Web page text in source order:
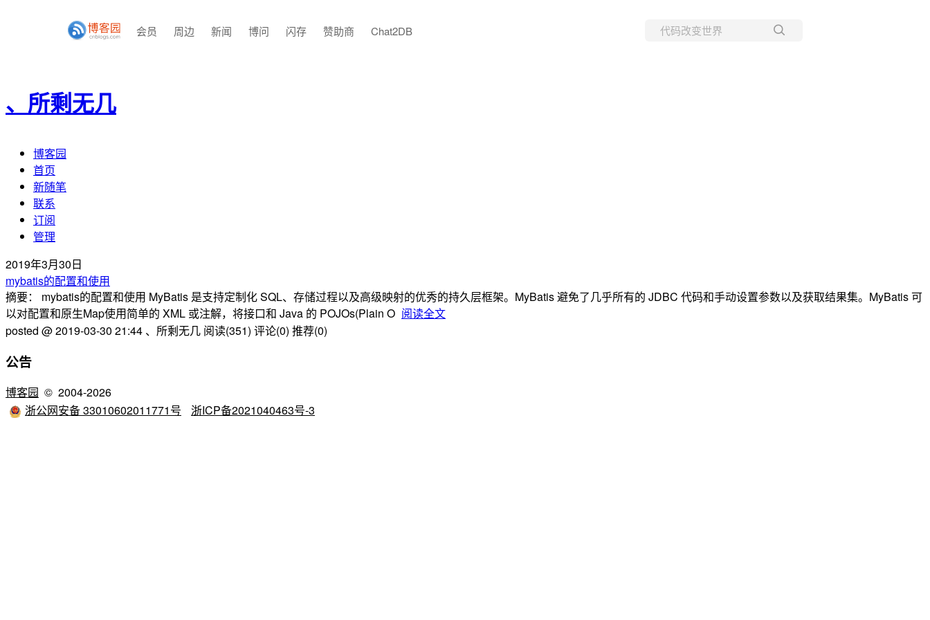
会员 周边 新闻 博问 闪存 赞助商 Chat2DB
、所剩无几
博客园
首页
新随笔
联系
订阅
管理
2019年3月30日
mybatis的配置和使用
摘要： mybatis的配置和使用 MyBatis 是支持定制化 SQL、存储过程以及高级映射的优秀的持久层框架。MyBatis 避免了几乎所有的 JDBC 代码和手动设置参数以及获取结果集。MyBatis 可
以对配置和原生Map使用简单的 XML 或注解，将接口和 Java 的 POJOs(Plain O 阅读全文
posted @ 2019-03-30 21:44 、所剩无几 阅读(351) 评论(0) 推荐(0)
公告
博客园 © 2004-2026
浙公网安备 33010602011771号
浙ICP备2021040463号-3